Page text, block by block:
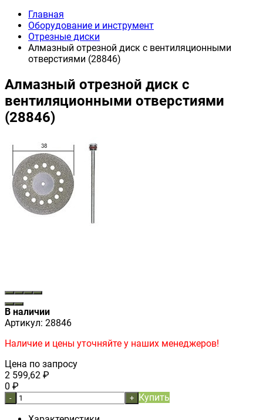
Главная
Оборудование и инструмент
Отрезные диски
Алмазный отрезной диск с вентиляционными
отверстиями (28846)
Алмазный отрезной диск с
вентиляционными отверстиями
(28846)
В наличии
Артикул: 28846
Наличие и цены уточняйте у наших менеджеров!
Цена по запросу
2 599,62 ₽
0 ₽
- + Купить